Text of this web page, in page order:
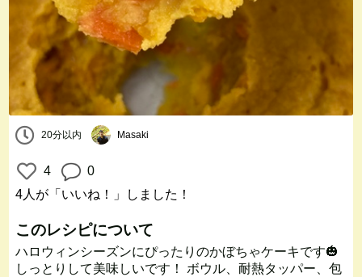
20分以内 Masaki
4
0
4人 が「いいね！」しました！
このレシピについて
ハロウィンシーズンにぴったりのかぼちゃケーキです🎃
しっとりして美味しいです！ ボウル、耐熱タッパー、包